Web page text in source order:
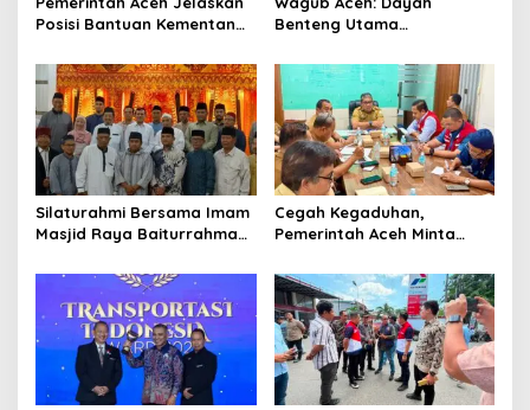
Posisi Bantuan Kementan
dan Kebun
Benteng Utama
Beriman dan Berakhlak
‎Silaturahmi Bersama Imam
Masjid Raya Baiturrahman,
Sinergi dengan Ulama
Cegah Kegaduhan,
Pemerintah Aceh Minta
Pelayanan SPBU